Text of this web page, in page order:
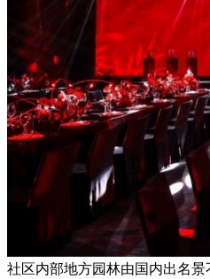
社区内部地方园林由国内出名